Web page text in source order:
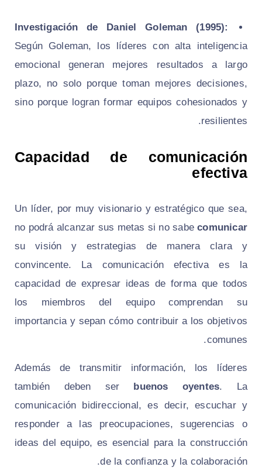
Investigación de Daniel Goleman (1995):
Según Goleman, los líderes con alta inteligencia
emocional generan mejores resultados a largo
plazo, no solo porque toman mejores decisiones,
sino porque logran formar equipos cohesionados y
resilientes.
Capacidad de comunicación
efectiva
Un líder, por muy visionario y estratégico que sea,
no podrá alcanzar sus metas si no sabecomunicar
su visión y estrategias de manera clara y
convincente. La comunicación efectiva es la
capacidad de expresar ideas de forma que todos
los miembros del equipo comprendan su
importancia y sepan cómo contribuir a los objetivos
comunes.
Además de transmitir información, los líderes
también deben ser buenos oyentes. La
comunicación bidireccional, es decir, escuchar y
responder a las preocupaciones, sugerencias o
ideas del equipo, es esencial para la construcción
de la confianza y la colaboración.